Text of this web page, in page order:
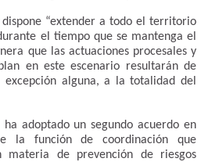
dispone “extender a todo el territorio
el tiempo que se mantenga el
que las actuaciones procesales y
en este escenario resultarán de
alguna, a la totalidad del
ha adoptado un segundo acuerdo en
la función de coordinación que
materia de prevención de riesgos